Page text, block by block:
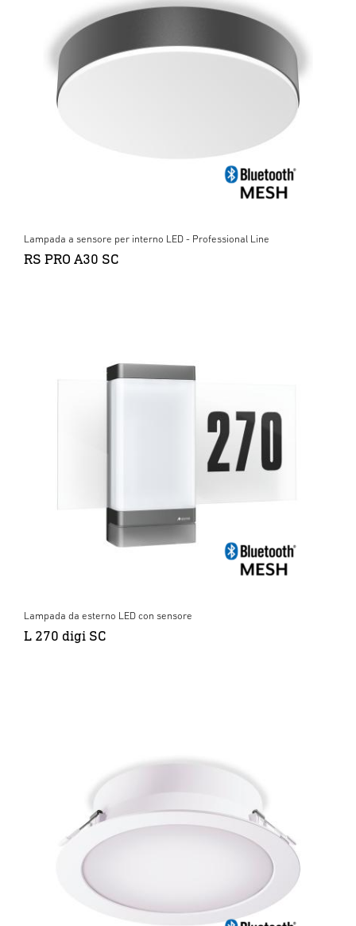
Lampada a sensore per interno LED - Professional Line
RS PRO A30 SC
Lampada da esterno LED con sensore
L 270 digi SC